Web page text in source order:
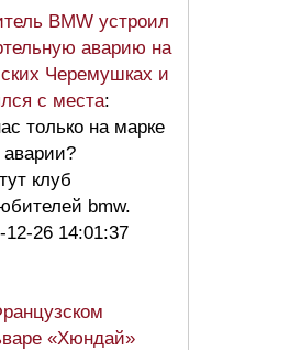
BMW устроил
аварию на
Черемушках и
с места:
только на марке
аварии?
клуб
bmw.
12-26 14:01:37
«Хюндай»